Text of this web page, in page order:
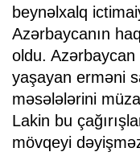
beynəlxalq
Azərbaycanın
oldu.
yaşayan erməni
məsələlərini
Lakin bu
mövqeyi